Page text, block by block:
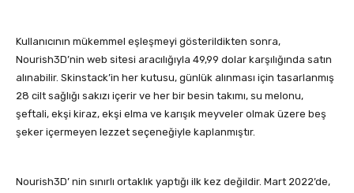
Kullanıcının mükemmel eşleşmeyi gösterildikten sonra,
Nourish3D’nin web sitesi aracılığıyla 49,99 dolar karşılığında satın
alınabilir. Skinstack’in her kutusu, günlük alınması için tasarlanmış
28 cilt sağlığı sakızı içerir ve her bir besin takımı, su melonu,
şeftali, ekşi kiraz, ekşi elma ve karışık meyveler olmak üzere beş
şeker içermeyen lezzet seçeneğiyle kaplanmıştır.
Nourish3D’ nin sınırlı ortaklık yaptığı ilk kez değildir. Mart 2022’de,